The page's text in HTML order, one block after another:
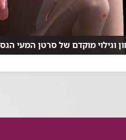
וגילוי מוקדם של סרטן המעי
המעי הגס הוא אחד מסוגי הסרטן